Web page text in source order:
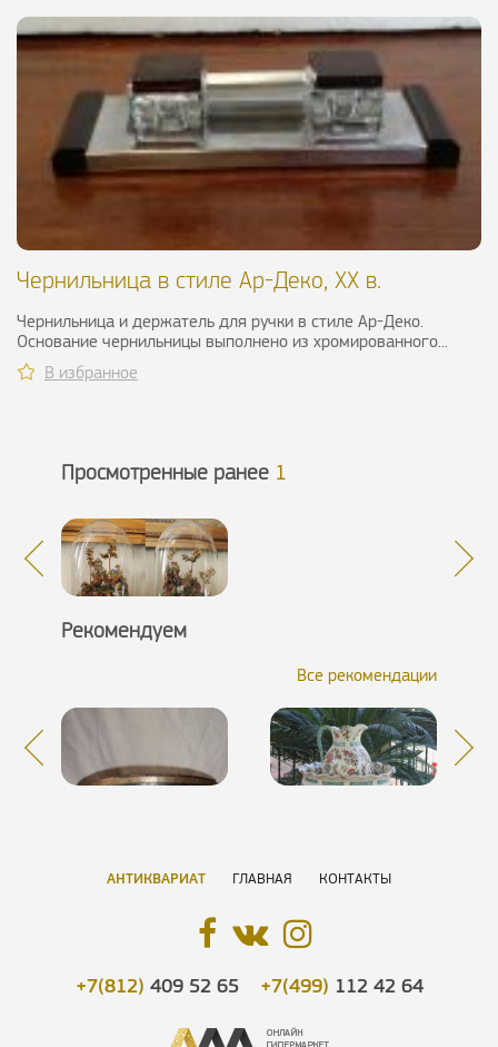
Чернильница в стиле Ар-Деко, ХХ в.
Чернильница и держатель для ручки в стиле Ар-Деко.
Основание чернильницы выполнено из хромированного...
В избранное
Просмотренные ранее 1
Рекомендуем
Все рекомендации
АНТИКВАРИАТ ГЛАВНАЯ КОНТАКТЫ
+7(812) 409 52 65 +7(499) 112 42 64